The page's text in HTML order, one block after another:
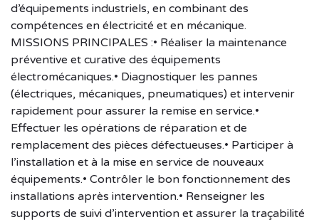
d’équipements industriels, en combinant des
compétences en électricité et en mécanique.
MISSIONS PRINCIPALES :• Réaliser la maintenance
préventive et curative des équipements
électromécaniques.• Diagnostiquer les pannes
(électriques, mécaniques, pneumatiques) et intervenir
rapidement pour assurer la remise en service.•
Effectuer les opérations de réparation et de
remplacement des pièces défectueuses.• Participer à
l’installation et à la mise en service de nouveaux
équipements.• Contrôler le bon fonctionnement des
installations après intervention.• Renseigner les
supports de suivi d’intervention et assurer la traçabilité